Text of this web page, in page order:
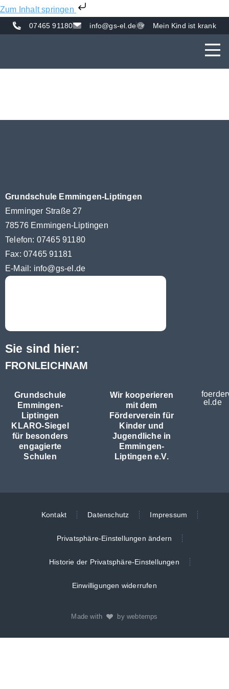
Zum Inhalt springen
07465 91180 info@gs-el.de Mein Kind ist krank
Grundschule Emmingen-Liptingen
Emminger Straße 27
78576 Emmingen-Liptingen
Telefon: 07465 91180
Fax: 07465 91181
E-Mail: info@gs-el.de
Sie sind hier:
FRONLEICHNAM
Grundschule
Emmingen-
Liptingen
KLARO-Siegel
für besonders
engagierte
Schulen
Wir kooperieren
mit dem
Förderverein für
Kinder und
Jugendliche in
Emmingen-
Liptingen e.V.
el.de
Kontakt Datenschutz Impressum
Privatsphäre-Einstellungen ändern
Historie der Privatsphäre-Einstellungen
Einwilligungen widerrufen
Made with by webtemps